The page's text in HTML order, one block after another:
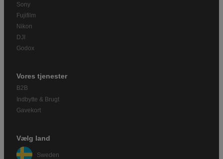
Sony
Fujifilm
Nikon
DJI
Godox
Vores tjenester
B2B
Indbytte & Brugt
Gavekort
Vælg land
Sweden